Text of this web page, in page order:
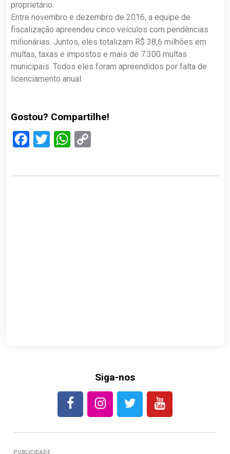
proprietário.
Entre novembro e dezembro de 2016, a equipe de
fiscalização apreendeu cinco veículos com pendências
milionárias. Juntos, eles totalizam R$ 38,6 milhões em
multas, taxas e impostos e mais de 7.300 multas
municipais. Todos eles foram apreendidos por falta de
licenciamento anual.
Gostou? Compartilhe!
Facebook
TwitterWhatsApp
Siga-nos
PUBLICIDADE